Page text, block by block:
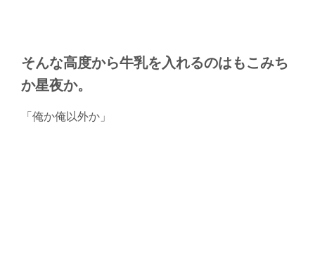
そんな高度から牛乳を入れるのはもこみち
か星夜か。
「俺か俺以外か」